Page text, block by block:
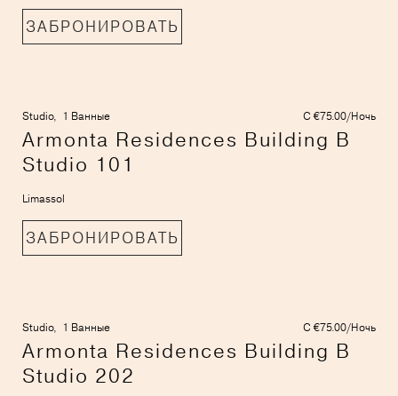
ЗАБРОНИРОВАТЬ
Studio, 1 Ванные С €75.00/Ночь
Armonta Residences Building B
Studio 101
Limassol
ЗАБРОНИРОВАТЬ
Studio, 1 Ванные С €75.00/Ночь
Armonta Residences Building B
Studio 202